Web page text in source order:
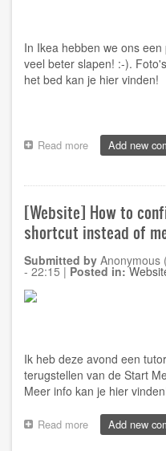
In Ikea hebben we ons
veel beter slapen! :-).
het bed kan je hier vinden!
Read more about
[Album]
bed!
Add new
[Website] How to
shortcut instead of
Submitted by Anonymous
- 22:15 | Posted in:
Ik heb deze avond een
terugstellen van de Start
Meer info kan je hier
Read more about
[Website]
Add new